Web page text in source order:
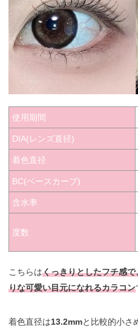
使用期間
DIA(レンズ直径)
着色直径
BC(ベースカーブ)
含水率
度数
こちらはくっきりとしたフチ感
りな可愛い目元になれるカラコン
着色直径は13.2mmと比較的小さ